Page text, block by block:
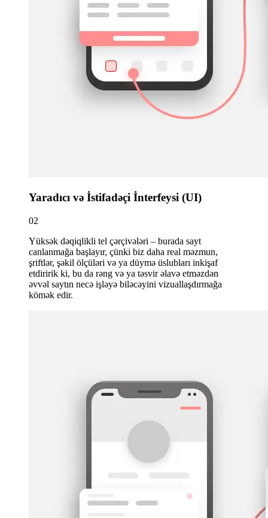
Yaradıcı və İstifadəçi İnterfeysi (UI)
02
Yüksək dəqiqlikli tel çərçivələri – burada sayt
canlanmağa başlayır, çünki biz daha real məzmun,
şriftlər, şəkil ölçüləri və ya düymə üslubları inkişaf
etdiririk ki, bu da rəng və ya təsvir əlavə etməzdən
əvvəl saytın necə işləyə biləcəyini vizuallaşdırmağa
kömək edir.